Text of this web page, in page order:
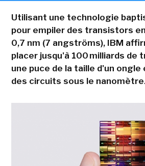
Utilisant une technologie
pour empiler des transistors
0,7 nm (7 angströms), IBM
placer jusqu'à 100 milliards de
une puce de la taille d'un ongle
des circuits sous le